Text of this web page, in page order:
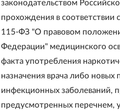
законодательством
прохождения в
115-ФЗ "О правовом
Федерации" медицинского
факта употребления
назначения врача либо
инфекционных заболеваний,
предусмотренных